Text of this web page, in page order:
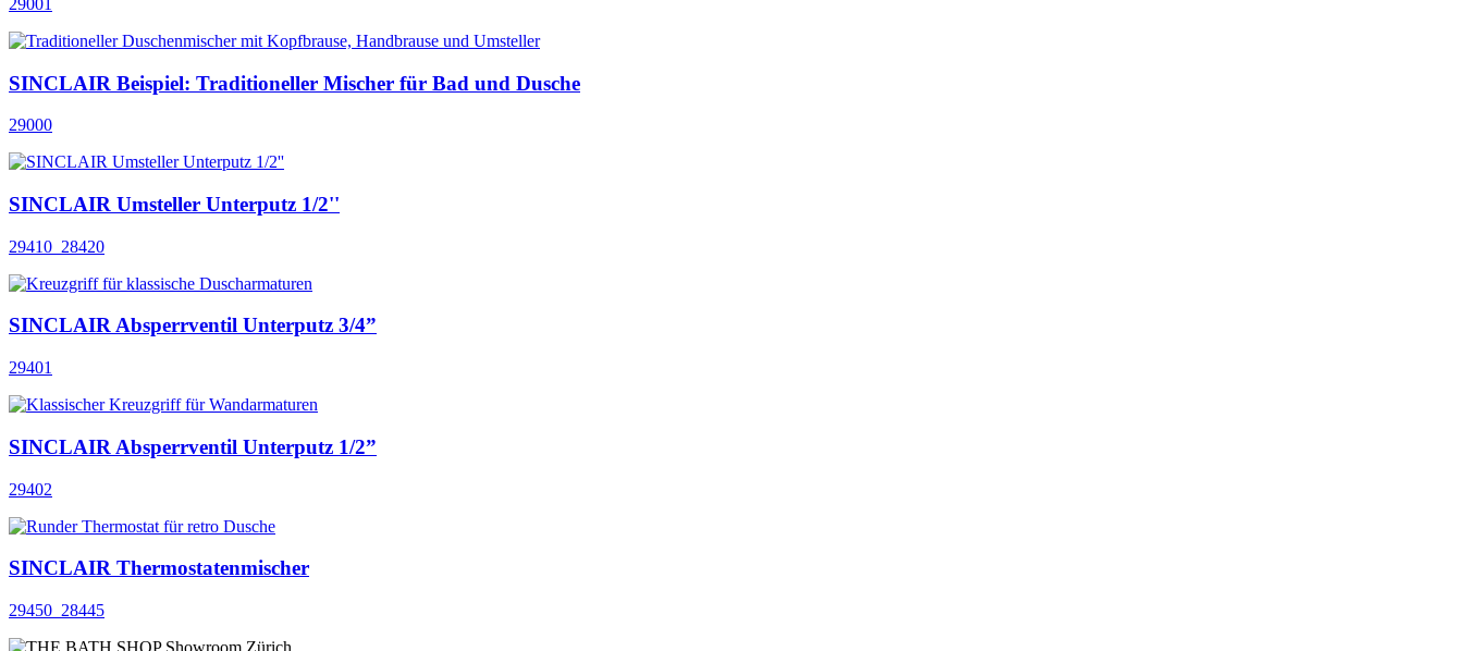
SINCLAIR Beispiel: Traditioneller Mischer für Bad und Dusche
29000
SINCLAIR Umsteller Unterputz 1/2''
29410_28420
SINCLAIR Absperrventil Unterputz 3/4”
29401
SINCLAIR Absperrventil Unterputz 1/2”
29402
SINCLAIR Thermostatenmischer
29450_28445